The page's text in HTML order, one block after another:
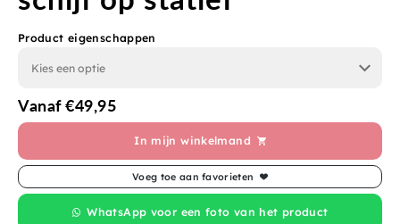
Product eigenschappen
Vanaf€49,95
In mijn winkelmand
Voeg toe aan favorieten
WhatsApp voor een foto van het product